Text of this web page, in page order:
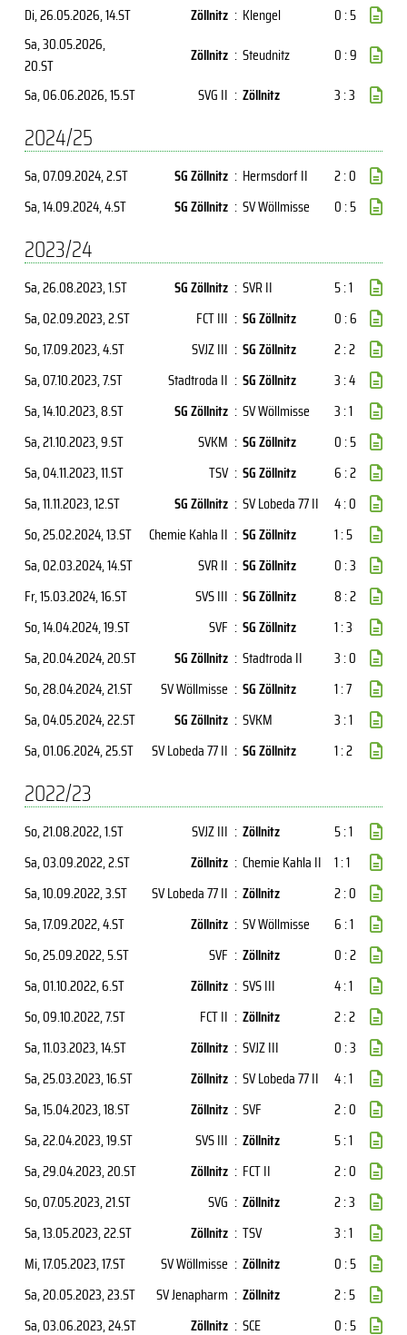
Di, 26.05.2026, 14.ST Zöllnitz : Klengel
0 : 5
Sa, 30.05.2026,
20.ST
Zöllnitz : Steudnitz
0 : 9
Sa, 06.06.2026, 15.ST SVG II : Zöllnitz 3 : 3
2024/25
Sa, 07.09.2024, 2.ST SG Zöllnitz : Hermsdorf II
2 : 0
Sa, 14.09.2024, 4.ST SG Zöllnitz : SV Wöllmisse 0 : 5
2023/24
Sa, 26.08.2023, 1.ST SG Zöllnitz : SVR II
5 : 1
Sa, 02.09.2023, 2.ST FCT III : SG Zöllnitz
0 : 6
So, 17.09.2023, 4.ST SVJZ III : SG Zöllnitz
2 : 2
Sa, 07.10.2023, 7.ST Stadtroda II : SG Zöllnitz
3 : 4
Sa, 14.10.2023, 8.ST SG Zöllnitz : SV Wöllmisse
3 : 1
Sa, 21.10.2023, 9.ST SVKM : SG Zöllnitz
0 : 5
Sa, 04.11.2023, 11.ST TSV : SG Zöllnitz
6 : 2
Sa, 11.11.2023, 12.ST SG Zöllnitz : SV Lobeda 77 II
4 : 0
So, 25.02.2024, 13.ST Chemie Kahla II : SG Zöllnitz
1 : 5
Sa, 02.03.2024, 14.ST SVR II : SG Zöllnitz
0 : 3
Fr, 15.03.2024, 16.ST SVS III : SG Zöllnitz
8 : 2
So, 14.04.2024, 19.ST SVF : SG Zöllnitz
1 : 3
Sa, 20.04.2024, 20.ST SG Zöllnitz : Stadtroda II
3 : 0
So, 28.04.2024, 21.ST SV Wöllmisse : SG Zöllnitz
1 : 7
Sa, 04.05.2024, 22.ST SG Zöllnitz : SVKM
3 : 1
Sa, 01.06.2024, 25.ST SV Lobeda 77 II : SG Zöllnitz 1 : 2
2022/23
So, 21.08.2022, 1.ST SVJZ III : Zöllnitz
5 : 1
Sa, 03.09.2022, 2.ST Zöllnitz : Chemie Kahla II 1 : 1
Sa, 10.09.2022, 3.ST SV Lobeda 77 II : Zöllnitz
2 : 0
Sa, 17.09.2022, 4.ST Zöllnitz : SV Wöllmisse
6 : 1
So, 25.09.2022, 5.ST SVF : Zöllnitz
0 : 2
Sa, 01.10.2022, 6.ST Zöllnitz : SVS III
4 : 1
So, 09.10.2022, 7.ST FCT II : Zöllnitz
2 : 2
Sa, 11.03.2023, 14.ST Zöllnitz : SVJZ III
0 : 3
Sa, 25.03.2023, 16.ST Zöllnitz : SV Lobeda 77 II
4 : 1
Sa, 15.04.2023, 18.ST Zöllnitz : SVF
2 : 0
Sa, 22.04.2023, 19.ST SVS III : Zöllnitz
5 : 1
Sa, 29.04.2023, 20.ST Zöllnitz : FCT II
2 : 0
So, 07.05.2023, 21.ST SVG : Zöllnitz
2 : 3
Sa, 13.05.2023, 22.ST Zöllnitz : TSV
3 : 1
Mi, 17.05.2023, 17.ST SV Wöllmisse : Zöllnitz
0 : 5
Sa, 20.05.2023, 23.ST SV Jenapharm : Zöllnitz
2 : 5
Sa, 03.06.2023, 24.ST Zöllnitz : SCE 0 : 5